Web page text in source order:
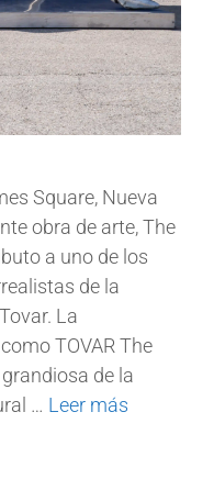
Square, Nueva
obra de arte, The
a uno de los
de la
La
TOVAR The
de la
… Leer más